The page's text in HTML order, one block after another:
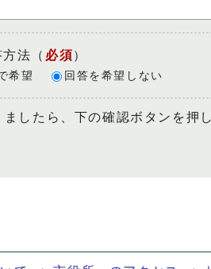
方法 （ 必須）
希望 回答を希望しない
したら、下の確認ボタンを押